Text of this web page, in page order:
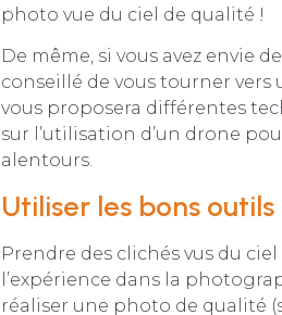
photo vue du ciel de qualité !
De même, si vous avez envie
conseillé de vous tourner
vous proposera différentes
sur l’utilisation d’un drone
alentours.
Utiliser les bons outils
Prendre des clichés vus du
l’expérience dans la
réaliser une photo de qualité